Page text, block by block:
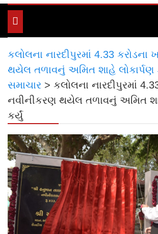
Toggle
navigation
કલોલના નારદીપુરમાં 4.33 કરોડના
થયેલ તળાવનું અમિત શાહે લોકાર્પણ
સમાચાર > કલોલના નારદીપુરમાં
નવીનીકરણ થયેલ તળાવનું અમિત
કર્યું